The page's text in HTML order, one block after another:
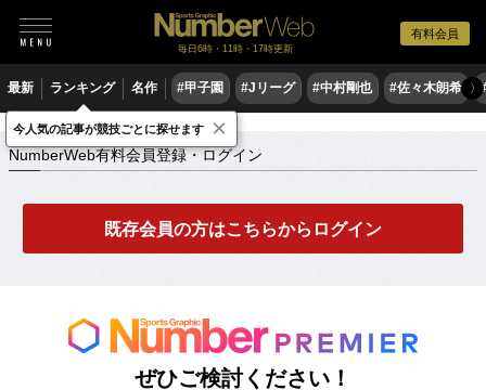
有料会員
毎日6時・11時・17時更新
最新 ランキング 名作 #甲子園 #Jリーグ #中村剛也 #佐々木朗希 〉
NumberWeb有料会員登録・ログイン
NumberWeb有料会員登録・ログイン
既存会員の方はこちらからログイン
ぜひご検討ください！
今人気の記事が競技ごとに探せます ×